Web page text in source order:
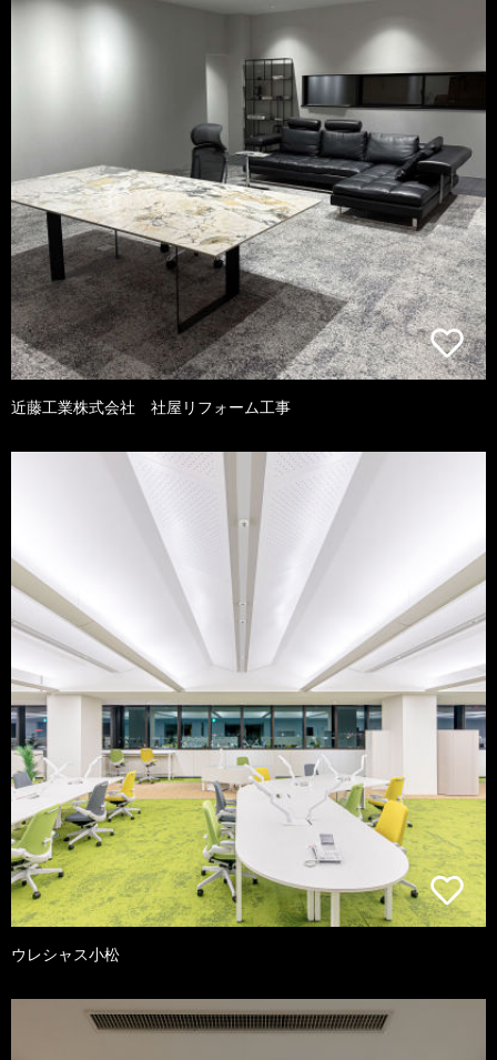
近藤工業株式会社 社屋リフォーム工事
ウレシャス小松